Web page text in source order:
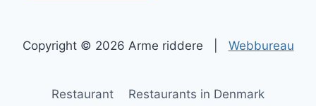
Copyright © 2026 Arme riddere | Webbureau
Restaurant Restaurants in Denmark